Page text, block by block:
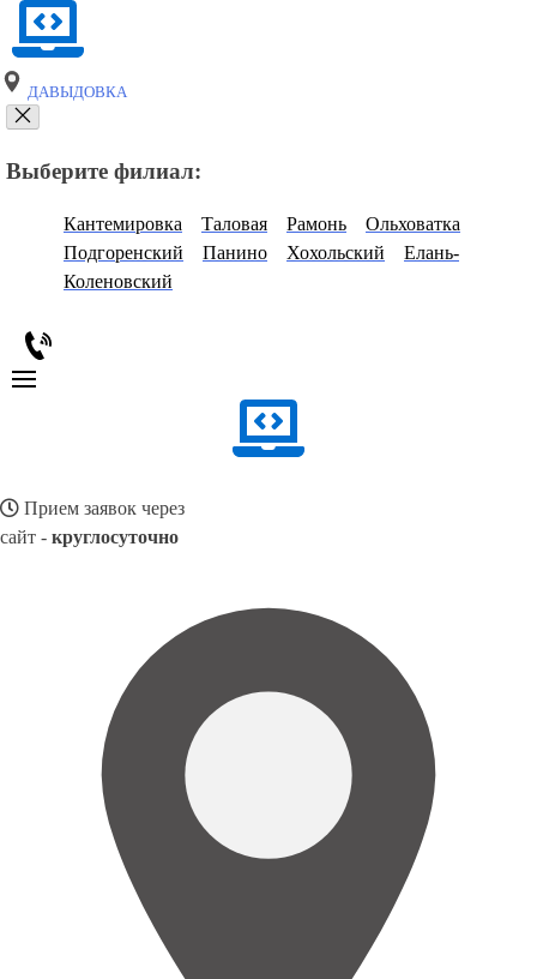
ДАВЫДОВКА
Выберите филиал:
Кантемировка Таловая Рамонь
Ольховатка
Подгоренский
Панино Хохольский
Елань-
Коленовский
Прием заявок через
сайт - круглосуточно